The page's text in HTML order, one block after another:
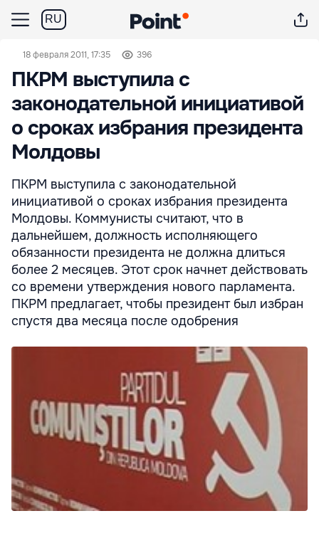
RU
18 февраля 2011, 17:35 396
ПКРМ выступила с
законодательной инициативой
о сроках избрания президента
Молдовы
ПКРМ выступила с законодательной
инициативой о сроках избрания президента
Молдовы. Коммунисты считают, что в
дальнейшем, должность исполняющего
обязанности президента не должна длиться
более 2 месяцев. Этот срок начнет действовать
со времени утверждения нового парламента.
ПКРМ предлагает, чтобы президент был избран
спустя два месяца после одобрения